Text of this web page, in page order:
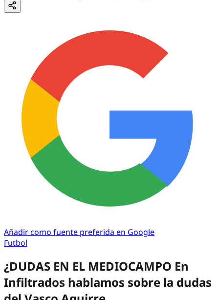
Añadir como fuente preferida en Google
Futbol
¿DUDAS EN EL MEDIOCAMPO En
Infiltrados hablamos sobre la dudas